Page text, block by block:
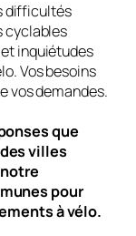
difficultés
cyclables
inquiétudes
Vos besoins
vos demandes.
que
villes
pour
à vélo.